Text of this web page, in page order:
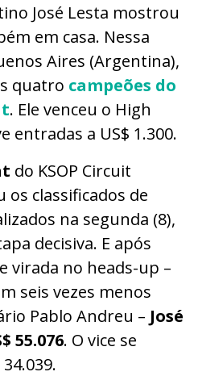
José Lesta mostrou
em casa. Nessa
Aires (Argentina),
quatro campeões do
. Ele venceu o High
entradas a US$ 1.300.
do KSOP Circuit
classificados de
na segunda (8),
decisiva. E após
virada no heads-up –
seis vezes menos
Pablo Andreu – José
55.076. O vice se